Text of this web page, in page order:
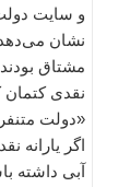
و سایت
نشان می‌دهد
مشتاق
نقدی
«دولت
اگر یارانه
آبی داشته